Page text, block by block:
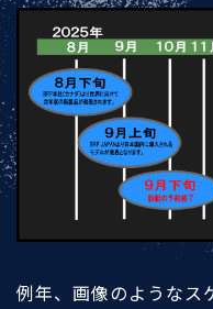
例年、画像のようなス